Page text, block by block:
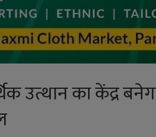
उत्थान का केंद्र